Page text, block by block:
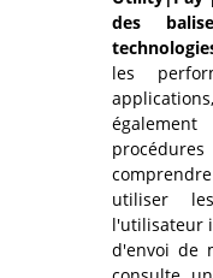
des
les
utiliser
l'utilisateur
d'envoi de